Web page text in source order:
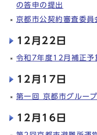
の答申の提出
京都市公契約審査委
12月22日
令和7年度12月補正予
12月17日
第一回 京都市グルー
12月16日